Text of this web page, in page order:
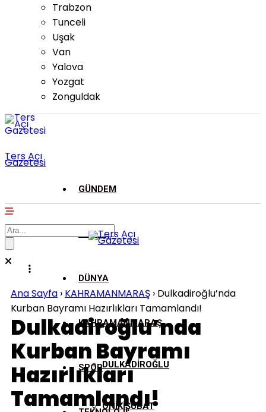
Trabzon
Tunceli
Uşak
Van
Yalova
Yozgat
Zonguldak
Ters Açı
Gazetesi
GÜNDEM
ASAYİŞ
DÜNYA
KAHRAMANMARAŞ
DULKADİROĞLU
ONİKİŞUBAT
SPOR
Ana Sayfa › KAHRAMANMARAŞ › Dulkadiroğlu’nda
Kurban Bayramı Hazırlıkları Tamamlandı!
Dulkadiroğlu’nda
Kurban Bayramı
Hazırlıkları
Tamamlandı!